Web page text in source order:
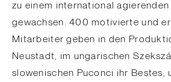
zu einem international agierenden
gewachsen. 400 motivierte und
Mitarbeiter geben in den
Neustadt, im ungarischen
slowenischen Puconci ihr Bestes,